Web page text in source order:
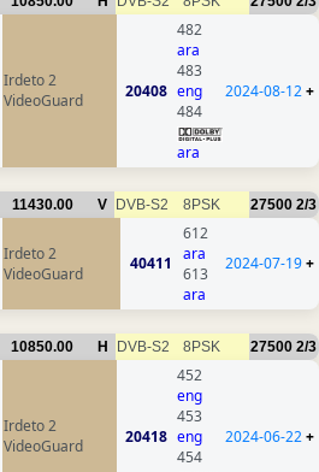
Irdeto 2
VideoGuard
20408
482
ara
483
eng
484
ara
2024-08-12+
11430.00 V DVB-S2 8PSK 27500 2/3
Irdeto 2
VideoGuard
40411
612
ara
613
ara
2024-07-19+
10850.00 H DVB-S2 8PSK 27500 2/3
Irdeto 2
VideoGuard
20418
452
eng
453
eng
454
2024-06-22+